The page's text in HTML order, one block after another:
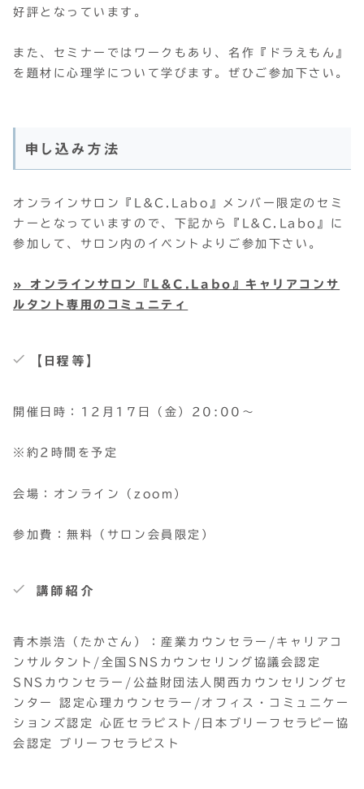
好評となっています。
また、セミナーではワークもあり、名作『ドラえもん』
を題材に心理学について学びます。ぜひご参加下さい。
申し込み方法
オンラインサロン『L&C.Labo』メンバー限定のセミ
ナーとなっていますので、下記から『L&C.Labo』に
参加して、サロン内のイベントよりご参加下さい。
» オンラインサロン『L&C.Labo』キャリアコンサ
ルタント専用のコミュニティ
【日程等】
開催日時：12月17日（金）20:00～
※約2時間を予定
会場：オンライン（zoom）
参加費：無料（サロン会員限定）
講師紹介
青木崇浩（たかさん）：産業カウンセラー/キャリアコ
ンサルタント/全国SNSカウンセリング協議会認定
SNSカウンセラー/公益財団法人関西カウンセリングセ
ンター 認定心理カウンセラー/オフィス・コミュニケー
ションズ認定 心匠セラピスト/日本ブリーフセラピー協
会認定 ブリーフセラピスト